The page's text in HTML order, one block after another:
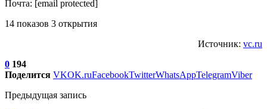
Почта: [email protected]
14 показов 3 открытия
Источник: vc.ru
0 194
Поделится VKOK.ruFacebookTwitterWhatsAppTelegramViber
Предыдущая запись